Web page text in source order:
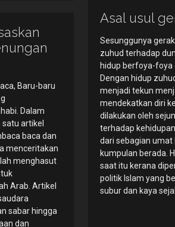
Asal usul
Sesunggunya
zuhud terhadap
hidup berfoya-foya
Dengan hidup
menjadi tekun
mendekatkan diri
dilakukan oleh
terhadap
dari sebagian
kumpulan berada.
saat itu kerana
politik Islam yang
subur dan kaya
Baru-baru
Dalam
artikel
baca dan
menceritakan
menghasut
Arab. Artikel
sabar hingga
dan